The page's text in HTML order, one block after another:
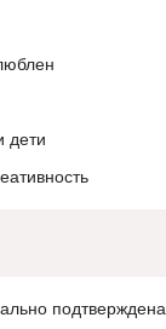
дети
подтверждена